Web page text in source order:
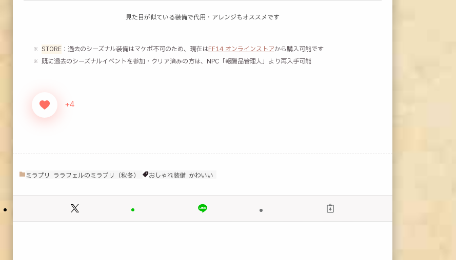
見た目が似ている装備で代用・アレンジもオススメです
STORE：過去のシーズナル装備はマケボ不可のため、現在はFF14 オンラインストアから購入可能です
既に過去のシーズナルイベントを参加・クリア済みの方は、NPC「報酬品管理人」より再入手可能
+4
ミラプリ ララフェルのミラプリ（秋冬） おしゃれ装備 かわいい